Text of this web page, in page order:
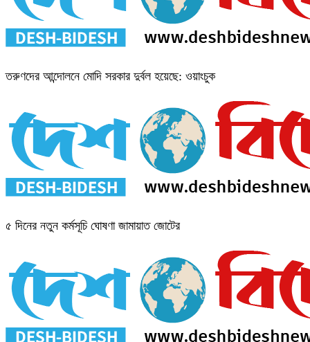
তরুণদের আন্দোলনে মোদি সরকার দুর্বল হয়েছে: ওয়াংচুক
৫ দিনের নতুন কর্মসূচি ঘোষণা জামায়াত জোটের